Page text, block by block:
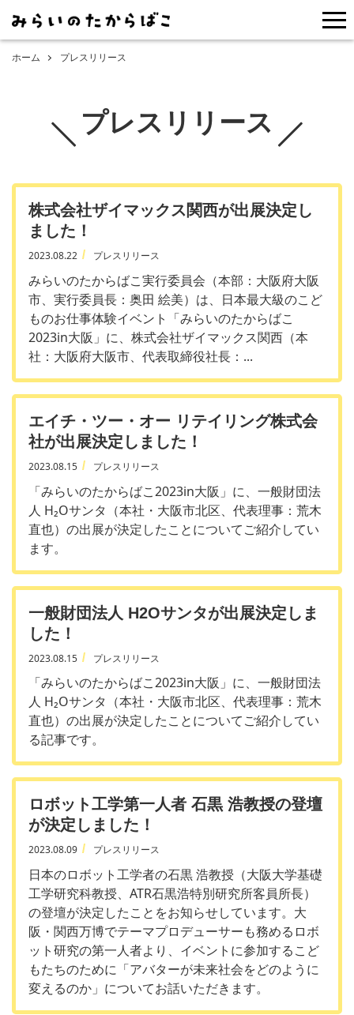
ホーム プレスリリース
プレスリリース
株式会社ザイマックス関西が出展決定し
ました！
2023.08.22 プレスリリース
みらいのたからばこ実行委員会（本部：大阪府大阪
市、実行委員長：奥田 絵美）は、日本最大級のこど
ものお仕事体験イベント「みらいのたからばこ
2023in大阪」に、株式会社ザイマックス関西（本
社：大阪府大阪市、代表取締役社長：...
エイチ・ツー・オー リテイリング株式会
社が出展決定しました！
2023.08.15 プレスリリース
「みらいのたからばこ2023in大阪」に、一般財団法
人 H₂Oサンタ（本社・大阪市北区、代表理事：荒木
直也）の出展が決定したことについてご紹介してい
ます。
一般財団法人 H2Oサンタが出展決定しま
した！
2023.08.15 プレスリリース
「みらいのたからばこ2023in大阪」に、一般財団法
人 H₂Oサンタ（本社・大阪市北区、代表理事：荒木
直也）の出展が決定したことについてご紹介してい
る記事です。
ロボット工学第一人者 石黒 浩教授の登壇
が決定しました！
2023.08.09 プレスリリース
日本のロボット工学者の石黒 浩教授（大阪大学基礎
工学研究科教授、ATR石黒浩特別研究所客員所長）
の登壇が決定したことをお知らせしています。大
阪・関西万博でテーマプロデューサーも務めるロボ
ット研究の第一人者より、イベントに参加するこど
もたちのために「アバターが未来社会をどのように
変えるのか」についてお話いただきます。